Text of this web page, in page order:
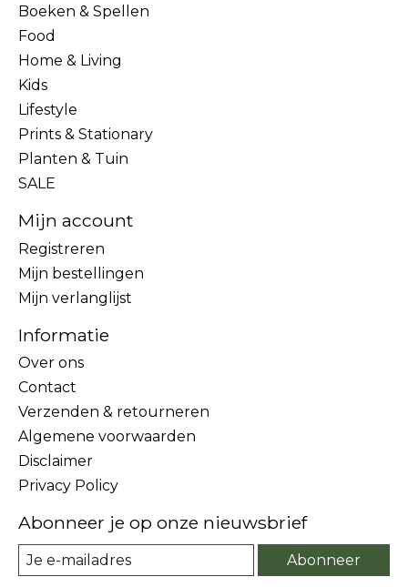
Boeken & Spellen
Food
Home & Living
Kids
Lifestyle
Prints & Stationary
Planten & Tuin
SALE
Mijn account
Registreren
Mijn bestellingen
Mijn verlanglijst
Informatie
Over ons
Contact
Verzenden & retourneren
Algemene voorwaarden
Disclaimer
Privacy Policy
Abonneer je op onze nieuwsbrief
Abonneer